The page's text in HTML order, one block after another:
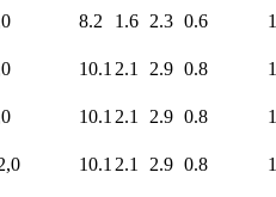
8.2 1.6 2.3 0.6
10.1 2.1 2.9 0.8
10.1 2.1 2.9 0.8
10.1 2.1 2.9 0.8